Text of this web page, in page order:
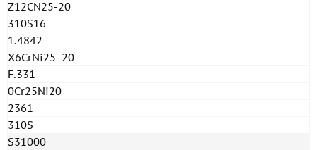
Z12CN25-20
310S16
1.4842
X6CrNi25−20
F.331
0Cr25Ni20
2361
310S
S31000